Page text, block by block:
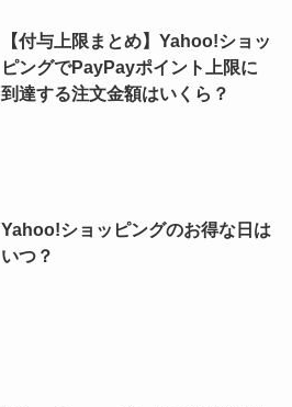
【付与上限まとめ】Yahoo!ショッ
ピングでPayPayポイント上限に
到達する注文金額はいくら？
Yahoo!ショッピングのお得な日は
いつ？